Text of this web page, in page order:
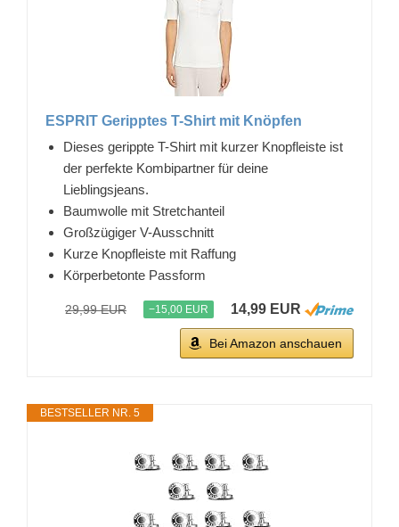
ESPRIT Geripptes T-Shirt mit Knöpfen
Dieses gerippte T-Shirt mit kurzer Knopfleiste ist
der perfekte Kombipartner für deine
Lieblingsjeans.
Baumwolle mit Stretchanteil
Großzügiger V-Ausschnitt
Kurze Knopfleiste mit Raffung
Körperbetonte Passform
29,99 EUR −15,00 EUR 14,99 EUR
Bei Amazon anschauen
BESTSELLER NR. 5